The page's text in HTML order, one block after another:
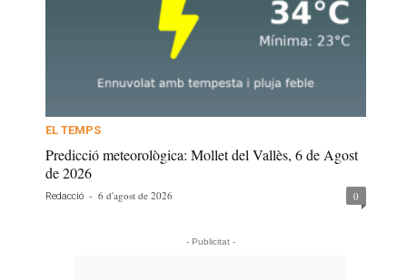
EL TEMPS
Predicció meteorològica: Mollet del Vallès, 6 de Agost
de 2026
Redacció - 6 d'agost de 2026 0
- Publicitat -